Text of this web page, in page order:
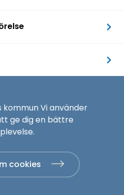
kommun Vi använder
ge dig en bättre
cookies